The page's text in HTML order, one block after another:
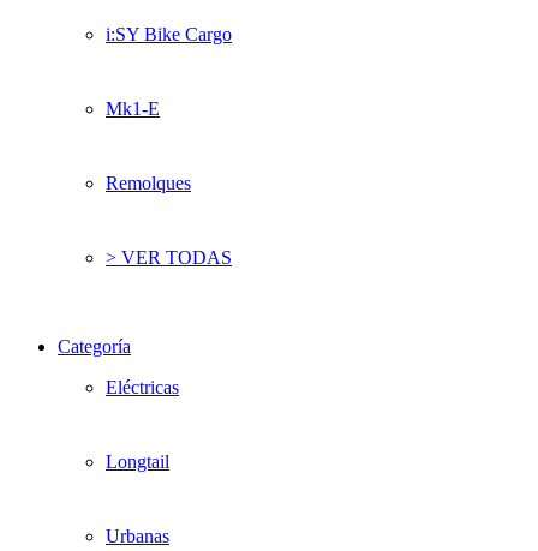
i:SY Bike Cargo
Mk1-E
Remolques
> VER TODAS
Categoría
Eléctricas
Longtail
Urbanas